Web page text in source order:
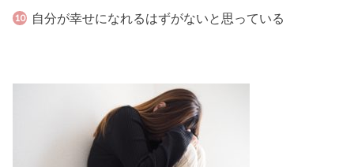
自分が幸せになれるはずがないと思っている